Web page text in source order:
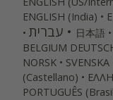
ENGLISH (India)
עברית 日本語
BELGIUM
NORSK
SVENSKA
(Castellano)
PORTUGUÊS